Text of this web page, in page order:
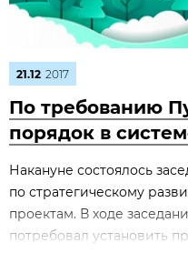
21.12 2017
По требованию
порядок в
Накануне состоялось
по стратегическому
проектам. В ходе
потребовал установить